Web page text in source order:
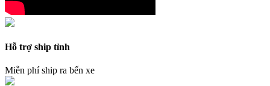
Hỗ trợ ship tỉnh
Miễn phí ship ra bến xe